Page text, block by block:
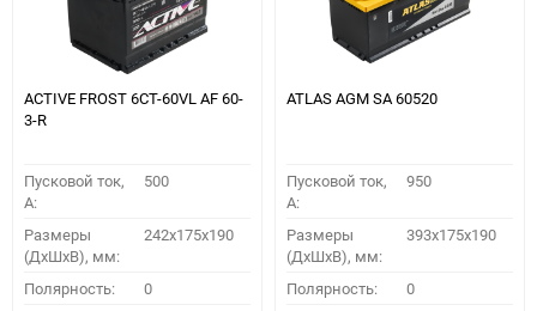
ПОДОБРАТЬ
ACTIVE FROST 6СТ-60VL АF 60-
3-R
Пусковой ток,
A:
500
Размеры
(ДхШхВ), мм:
242x175x190
Полярность: 0
ATLAS AGM SA 60520
Пусковой ток,
A:
950
Размеры
(ДхШхВ), мм:
393x175x190
Полярность: 0